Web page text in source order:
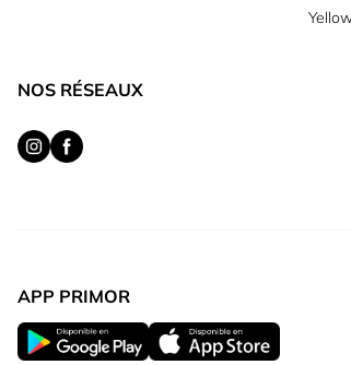
NOS RÉSEAUX
APP PRIMOR